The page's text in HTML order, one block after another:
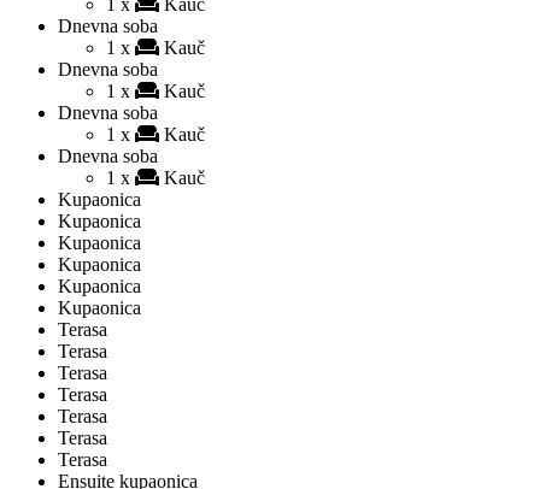
1 x
Kauč
Dnevna soba
1 x
Kauč
Dnevna soba
1 x
Kauč
Dnevna soba
1 x
Kauč
Dnevna soba
1 x
Kauč
Kupaonica
Kupaonica
Kupaonica
Kupaonica
Kupaonica
Kupaonica
Terasa
Terasa
Terasa
Terasa
Terasa
Terasa
Terasa
Ensuite kupaonica